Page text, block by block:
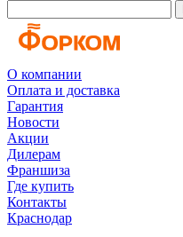
О компании
Оплата и доставка
Гарантия
Новости
Акции
Дилерам
Франшиза
Где купить
Контакты
Краснодар